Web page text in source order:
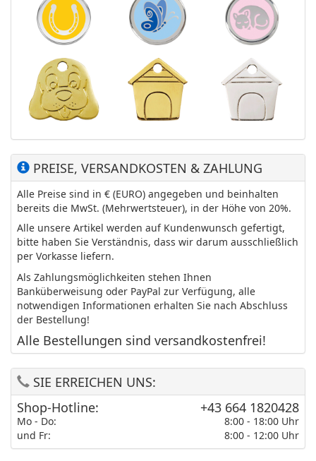
PREISE, VERSANDKOSTEN & ZAHLUNG
Alle Preise sind in € (EURO) angegeben und beinhalten
bereits die MwSt. (Mehrwertsteuer), in der Höhe von 20%.
Alle unsere Artikel werden auf Kundenwunsch gefertigt,
bitte haben Sie Verständnis, dass wir darum ausschließlich
per Vorkasse liefern.
Als Zahlungsmöglichkeiten stehen Ihnen
Banküberweisung oder PayPal zur Verfügung, alle
notwendigen Informationen erhalten Sie nach Abschluss
der Bestellung!
Alle Bestellungen sind versandkostenfrei!
SIE ERREICHEN UNS:
Shop-Hotline:
Mo - Do:
und Fr:
+43 664 1820428
8:00 - 18:00 Uhr
8:00 - 12:00 Uhr